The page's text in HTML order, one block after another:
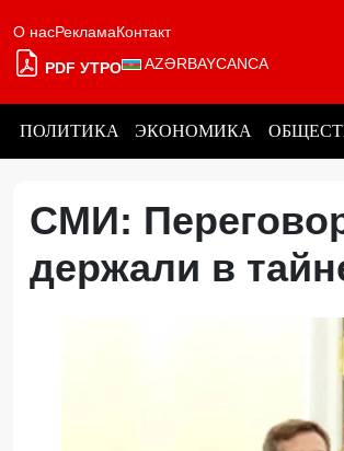
О насРекламаКонтакт
PDF УТРО AZƏRBAYCANCA
ПОЛИТИКА ЭКОНОМИКА
СМИ:
держали в